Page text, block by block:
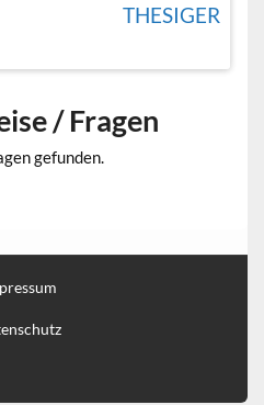
THESIGER
/ Fragen
gefunden.